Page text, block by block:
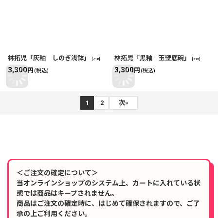
林拓児「灰釉 しのぎ浅鉢」 716]
3,300円 (税込)
林拓児「黒釉 玉壁底碗」 715
3,300円 (税込)
1 2 次»
＜ご注文の確定について＞
当オンラインショップのシステム上、カートに入れている状
態では商品はキープされません。
商品はご注文の確定時に、はじめて確保されますので、ご了
承の上ご利用ください。